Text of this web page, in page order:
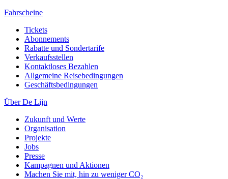
Fahrscheine
Tickets
Abonnements
Rabatte und Sondertarife
Verkaufsstellen
Kontaktloses Bezahlen
Allgemeine Reisebedingungen
Geschäftsbedingungen
Über De Lijn
Zukunft und Werte
Organisation
Projekte
Jobs
Presse
Kampagnen und Aktionen
Machen Sie mit, hin zu weniger CO₂